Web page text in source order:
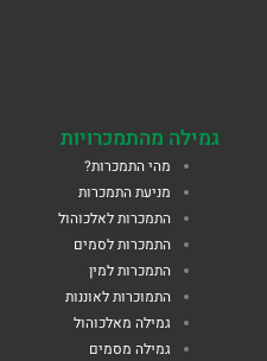
גמילה מהתמכרויות
מהי התמכרות?
מניעת התמכרות
התמכרות לאלכוהול
התמכרות לסמים
התמכרות למין
התמוכרות לאוננות
גמילה מאלכוהול
גמילה מסמים